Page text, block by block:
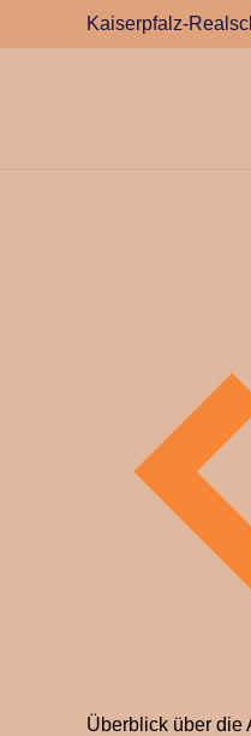
Kaiserpfalz-
Überblick über die